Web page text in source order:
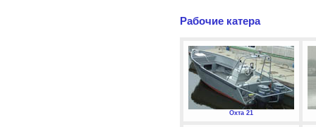
Рабочие катера
Охта 21